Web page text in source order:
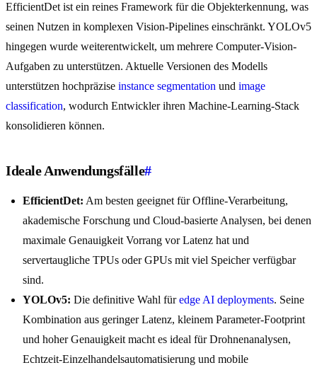
EfficientDet ist ein reines Framework für die Objekterkennung, was
seinen Nutzen in komplexen Vision-Pipelines einschränkt. YOLOv5
hingegen wurde weiterentwickelt, um mehrere Computer-Vision-
Aufgaben zu unterstützen. Aktuelle Versionen des Modells
unterstützen hochpräzise instance segmentation und image
classification, wodurch Entwickler ihren Machine-Learning-Stack
konsolidieren können.
Ideale Anwendungsfälle#
EfficientDet: Am besten geeignet für Offline-Verarbeitung,
akademische Forschung und Cloud-basierte Analysen, bei denen
maximale Genauigkeit Vorrang vor Latenz hat und
servertaugliche TPUs oder GPUs mit viel Speicher verfügbar
sind.
YOLOv5: Die definitive Wahl füredge AI deployments. Seine
Kombination aus geringer Latenz, kleinem Parameter-Footprint
und hoher Genauigkeit macht es ideal für Drohnenanalysen,
Echtzeit-Einzelhandelsautomatisierung und mobile